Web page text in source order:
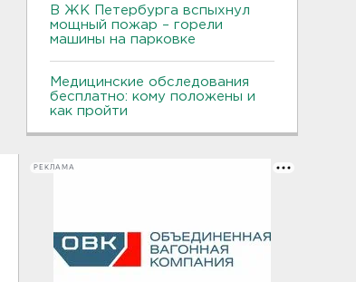
В ЖК Петербурга вспыхнул
мощный пожар – горели
машины на парковке
Медицинские обследования
бесплатно: кому положены и
как пройти
РЕКЛАМА